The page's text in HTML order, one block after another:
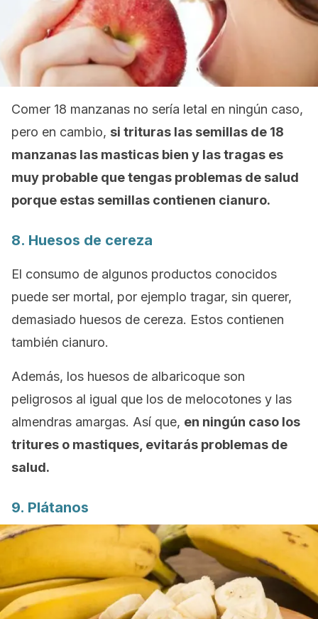
Comer 18 manzanas no sería letal en ningún caso,
pero en cambio, si trituras las semillas de 18
manzanas las masticas bien y las tragas es
muy probable que tengas problemas de salud
porque estas semillas contienen cianuro.
8. Huesos de cereza
El consumo de algunos productos conocidos
puede ser mortal, por ejemplo tragar, sin querer,
demasiado huesos de cereza. Estos contienen
también cianuro.
Además, los huesos de albaricoque son
peligrosos al igual que los de melocotones y las
almendras amargas. Así que, en ningún caso los
tritures o mastiques, evitarás problemas de
salud.
9. Plátanos